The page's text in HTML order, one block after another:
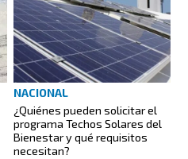
NACIONAL
¿Quiénes pueden solicitar el
programa Techos Solares del
Bienestar y qué requisitos
necesitan?